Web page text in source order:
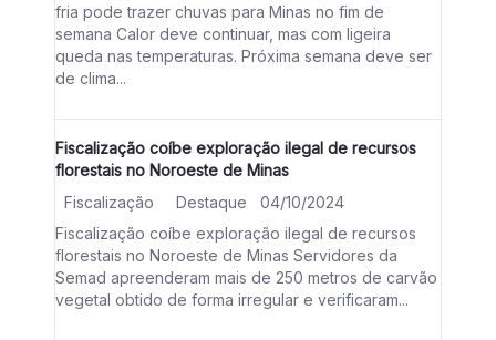
fria pode trazer chuvas para Minas no fim de
semana Calor deve continuar, mas com ligeira
queda nas temperaturas. Próxima semana deve ser
de clima...
Fiscalização coíbe exploração ilegal de recursos
florestais no Noroeste de Minas
Fiscalização
Destaque
04/10/2024
Fiscalização coíbe exploração ilegal de recursos
florestais no Noroeste de Minas Servidores da
Semad apreenderam mais de 250 metros de carvão
vegetal obtido de forma irregular e verificaram...